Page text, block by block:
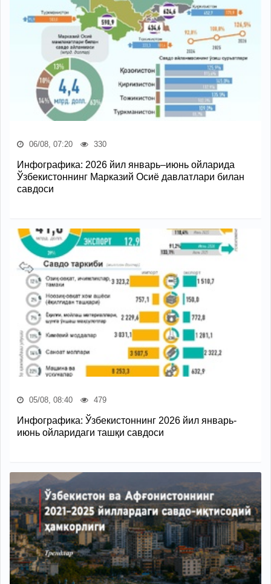
06/08, 07:20 330
Инфографика: 2026 йил январь–июнь ойларида
Ўзбекистоннинг Марказий Осиё давлатлари билан
савдоси
05/08, 08:40 479
Инфографика: Ўзбекистоннинг 2026 йил январь-
июнь ойларидаги ташқи савдоси